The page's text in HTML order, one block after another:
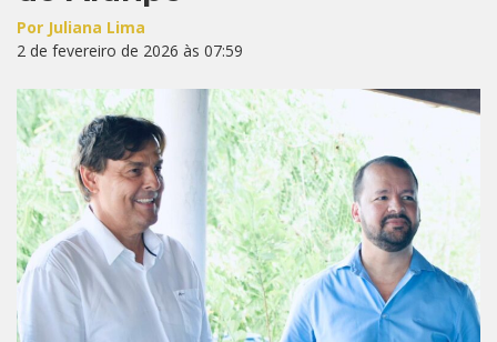
Por Juliana Lima
2 de fevereiro de 2026 às 07:59